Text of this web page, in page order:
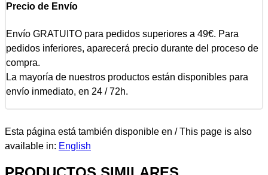
Precio de Envío
Envío GRATUITO para pedidos superiores a 49€. Para
pedidos inferiores, aparecerá precio durante del proceso de
compra.
La mayoría de nuestros productos están disponibles para
envío inmediato, en 24 / 72h.
Esta página está también disponible en / This page is also
available in: English